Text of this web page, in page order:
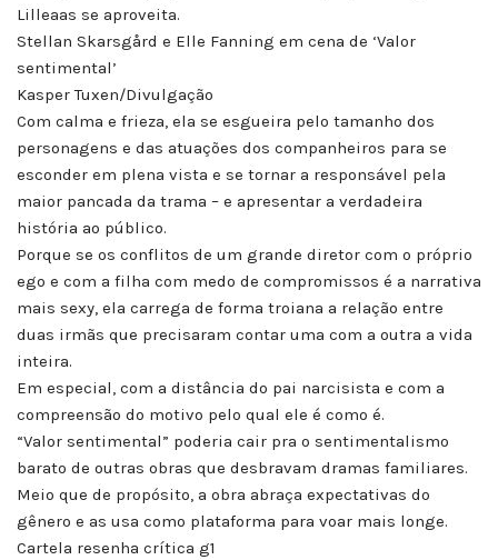
Lilleaas se aproveita.
Stellan Skarsgård e Elle Fanning em cena de ‘Valor
sentimental’
Kasper Tuxen/Divulgação
Com calma e frieza, ela se esgueira pelo tamanho dos
personagens e das atuações dos companheiros para se
esconder em plena vista e se tornar a responsável pela
maior pancada da trama – e apresentar a verdadeira
história ao público.
Porque se os conflitos de um grande diretor com o próprio
ego e com a filha com medo de compromissos é a narrativa
mais sexy, ela carrega de forma troiana a relação entre
duas irmãs que precisaram contar uma com a outra a vida
inteira.
Em especial, com a distância do pai narcisista e com a
compreensão do motivo pelo qual ele é como é.
“Valor sentimental” poderia cair pra o sentimentalismo
barato de outras obras que desbravam dramas familiares.
Meio que de propósito, a obra abraça expectativas do
gênero e as usa como plataforma para voar mais longe.
Cartela resenha crítica g1